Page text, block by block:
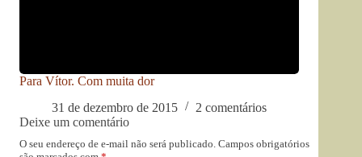
Para Vítor. Com muita dor
31 de dezembro de 2015
2 comentários
Deixe um comentário
O seu endereço de e-mail não será publicado. Campos obrigatórios